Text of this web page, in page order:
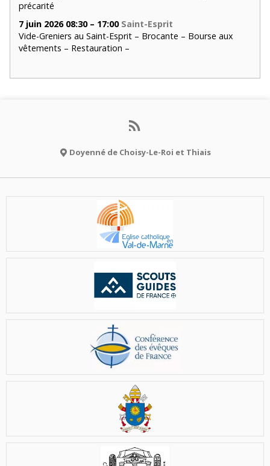
précarité
7 juin 2026 08:30 – 17:00 Saint-Esprit
Vide-Greniers au Saint-Esprit – Brocante – Bourse aux
vêtements – Restauration –
Doyenné de Choisy-Le-Roi et Thiais